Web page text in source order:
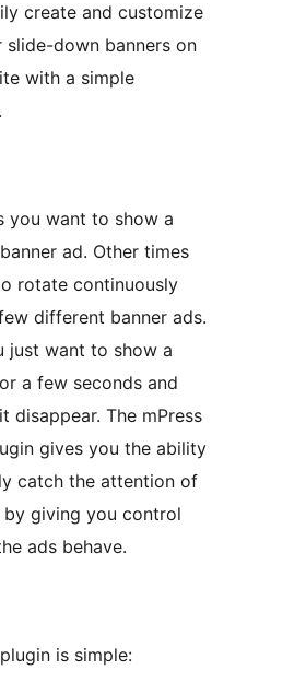
create and customize
slide-down banners on
with a simple
you want to show a
ad. Other times
rotate continuously
different banner ads.
just want to show a
a few seconds and
The mPress
gives you the ability
catch the attention of
by giving you control
ads behave.
is simple: